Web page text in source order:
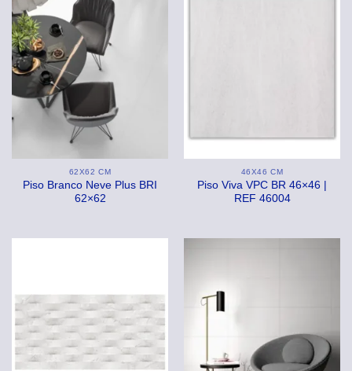
62X62 CM
Piso Branco Neve Plus BRI
62×62
46X46 CM
Piso Viva VPC BR 46×46 |
REF 46004